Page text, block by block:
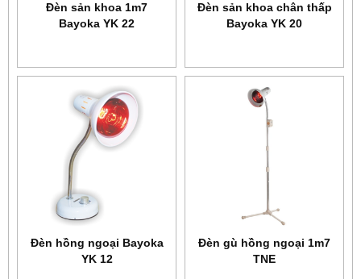
Đèn sản khoa 1m7
Bayoka YK 22
Đèn sản khoa chân thấp
Bayoka YK 20
Đèn hồng ngoại Bayoka
YK 12
Đèn gù hồng ngoại 1m7
TNE